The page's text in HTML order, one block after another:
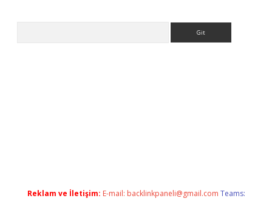
Reklam ve İletişim: E-mail: backlinkpaneli@gmail.com Teams: